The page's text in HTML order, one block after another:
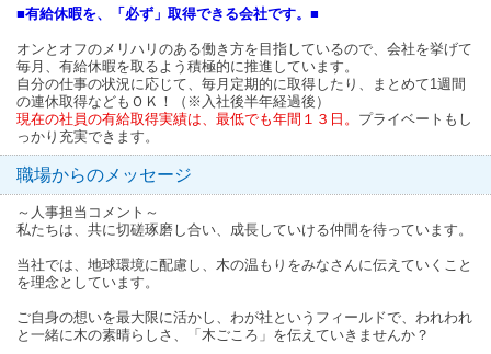
■有給休暇を、「必ず」取得できる会社です。■
オンとオフのメリハリのある働き方を目指しているので、会社を挙げて
毎月、有給休暇を取るよう積極的に推進しています。
自分の仕事の状況に応じて、毎月定期的に取得したり、まとめて1週間
の連休取得などもＯＫ！（※入社後半年経過後）
現在の社員の有給取得実績は、最低でも年間１３日。 プライベートもし
っかり充実できます。
職場からのメッセージ
～人事担当コメント～
私たちは、共に切磋琢磨し合い、成長していける仲間を待っています。
当社では、地球環境に配慮し、木の温もりをみなさんに伝えていくこと
を理念としています。
ご自身の想いを最大限に活かし、わが社というフィールドで、われわれ
と一緒に木の素晴らしさ、「木ごころ」を伝えていきませんか？